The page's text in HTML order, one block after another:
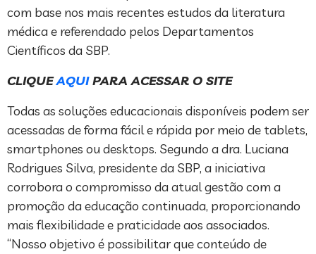
com base nos mais recentes estudos da literatura
médica e referendado pelos Departamentos
Científicos da SBP.
CLIQUEAQUIPARA ACESSAR O SITE
Todas as soluções educacionais disponíveis podem ser
acessadas de forma fácil e rápida por meio de tablets,
smartphones ou desktops. Segundo a dra. Luciana
Rodrigues Silva, presidente da SBP, a iniciativa
corrobora o compromisso da atual gestão com a
promoção da educação continuada, proporcionando
mais flexibilidade e praticidade aos associados.
“Nosso objetivo é possibilitar que conteúdo de